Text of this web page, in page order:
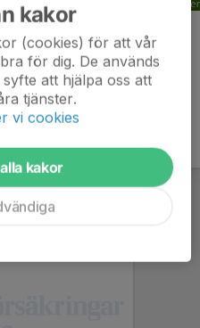
kakor
(cookies) för att vår
för dig. De används
att hjälpa oss att
tjänster.
vi cookies
kakor